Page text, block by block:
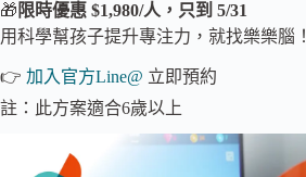
🎁 限時優惠 $1,980/人，只到 5/31
用科學幫孩子提升專注力，就找樂樂腦！
👉 加入官方Line@ 立即預約
註：此方案適合6歲以上